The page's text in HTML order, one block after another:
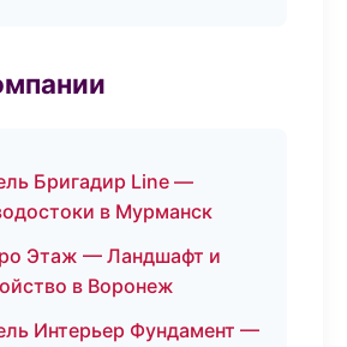
Бригадир Line —
в Мурманск
Этаж — Ландшафт и
в Воронеж
Интерьер Фундамент —